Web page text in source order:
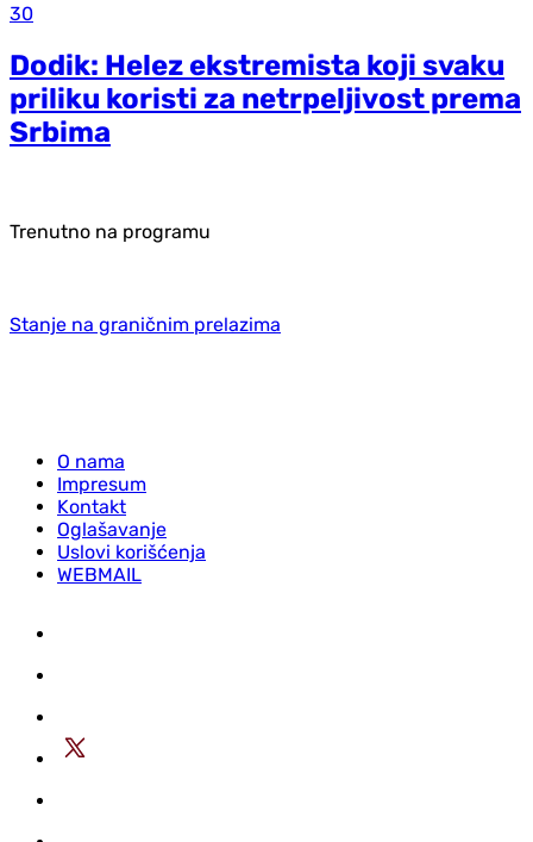
30
Dodik: Helez ekstremista koji svaku
priliku koristi za netrpeljivost prema
Srbima
Trenutno na programu
Stanje na graničnim prelazima
O nama
Impresum
Kontakt
Oglašavanje
Uslovi korišćenja
WEBMAIL